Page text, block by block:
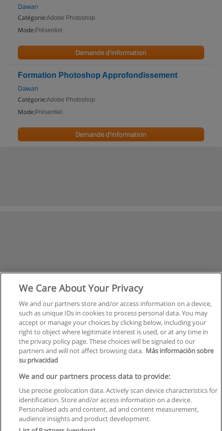
Dawan
Catégorie:Adobe Photoshop
Mode: Présentiel
Demande d'information
Formation Photoshop Approfondissement
Dawan
Catégorie:Adobe Photoshop
Mode: Présentiel
Demande d'information
Règles d'utilisation
Confidentialité des données
Contacter Educaedu
We Care About Your Privacy
We and our partners store and/or access information on a device,
such as unique IDs in cookies to process personal data. You may
accept or manage your choices by clicking below, including your
right to object where legitimate interest is used, or at any time in
the privacy policy page. These choices will be signaled to our
partners and will not affect browsing data. Más información sobre
su privacidad
We and our partners process data to provide:
Use precise geolocation data. Actively scan device characteristics for
identification. Store and/or access information on a device.
Personalised ads and content, ad and content measurement,
audience insights and product development.